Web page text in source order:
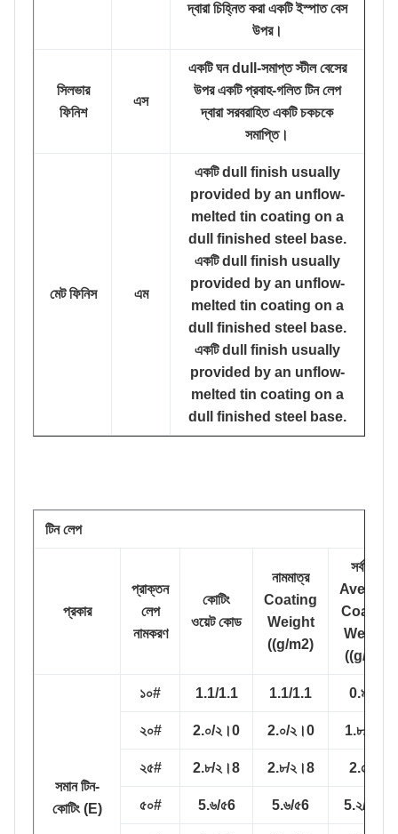
দ্বারা চিহ্নিত করা একটি ইস্পাত বেস
উপর।
সিলভার
ফিনিশ
এস
একটি ঘন dull-সমাপ্ত স্টীল বেসের
উপর একটি প্রবাহ-গলিত টিন লেপ
দ্বারা সরবরাহিত একটি চকচকে
সমাপ্তি।
মেট ফিনিস এম
একটি dull finish usually
provided by an unflow-
melted tin coating on a
dull finished steel base.
একটি dull finish usually
provided by an unflow-
melted tin coating on a
dull finished steel base.
একটি dull finish usually
provided by an unflow-
melted tin coating on a
dull finished steel base.
টিন লেপ
প্রকার
প্রাক্তন
লেপ
নামকরণ
কোটিং
ওয়েট কোড
নামমাত্র
Coating
Weight
((g/m2)
সর্বনিম্ন
Average
Coating
Weight
((g/m2)
সমান টিন-
কোটিং (E)
১০# 1.1/1.1 1.1/1.1 0.৯/০9
২০# 2.০/২।0 2.০/২।0 1.৮/১।8
২৫# 2.৮/২।8 2.৮/২।8 2.৫/২5
৫০# 5.৬/৫6 5.৬/৫6 5.২/৫।2